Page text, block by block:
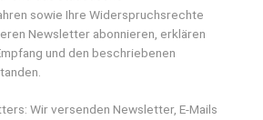
sowie Ihre Widerspruchsrechte
Newsletter abonnieren, erklären
und den beschriebenen
Wir versenden Newsletter, E-Mails